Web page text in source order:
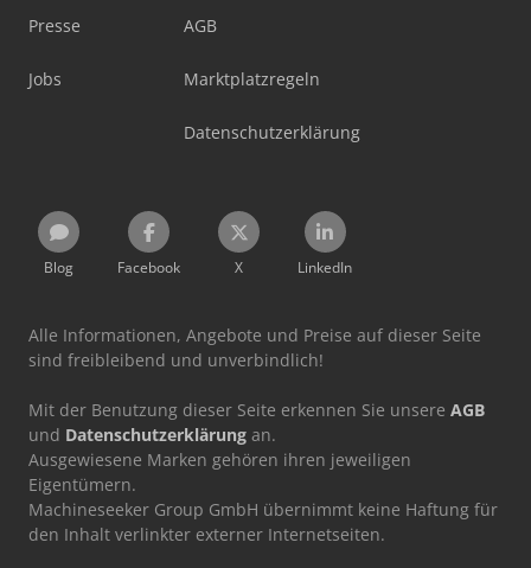
Presse
Jobs
AGB
Marktplatzregeln
Datenschutzerklärung
Blog Facebook X LinkedIn
Alle Informationen, Angebote und Preise auf dieser Seite
sind freibleibend und unverbindlich!
Mit der Benutzung dieser Seite erkennen Sie unsere AGB
und Datenschutzerklärung an.
Ausgewiesene Marken gehören ihren jeweiligen
Eigentümern.
Machineseeker Group GmbH übernimmt keine Haftung für
den Inhalt verlinkter externer Internetseiten.